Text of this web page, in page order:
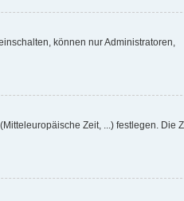
können nur Administratoren,
Zeit, ...) festlegen. Die